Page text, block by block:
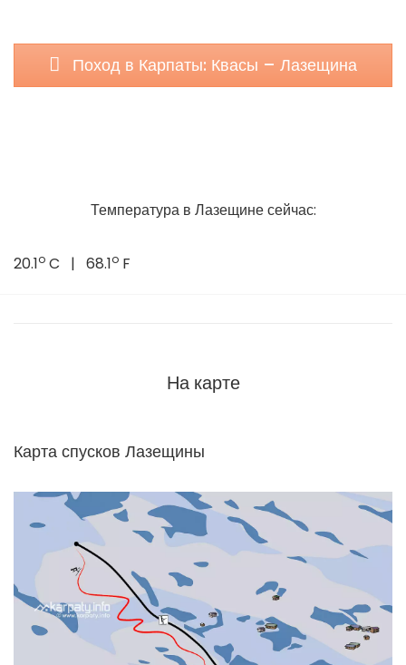
Поход в Карпаты: Квасы – Лазещина
Температура в Лазещине сейчас:
20.1o C | 68.1o F
На карте
Карта спусков Лазещины